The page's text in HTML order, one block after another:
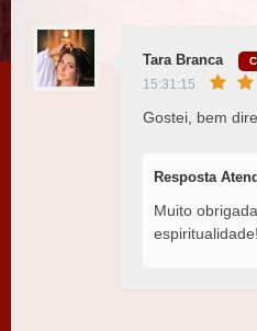
Tara Branca
15:31:15
Gostei, bem
Resposta
Muito
espiritualidade!